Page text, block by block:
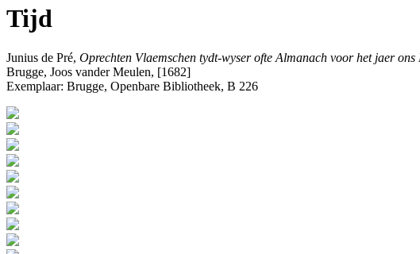
Tijd
Junius de Pré, Oprechten Vlaemschen tydt-wyser ofte Almanach voor het jaer
Brugge, Joos vander Meulen, [1682]
Exemplaar: Brugge, Openbare Bibliotheek, B 226